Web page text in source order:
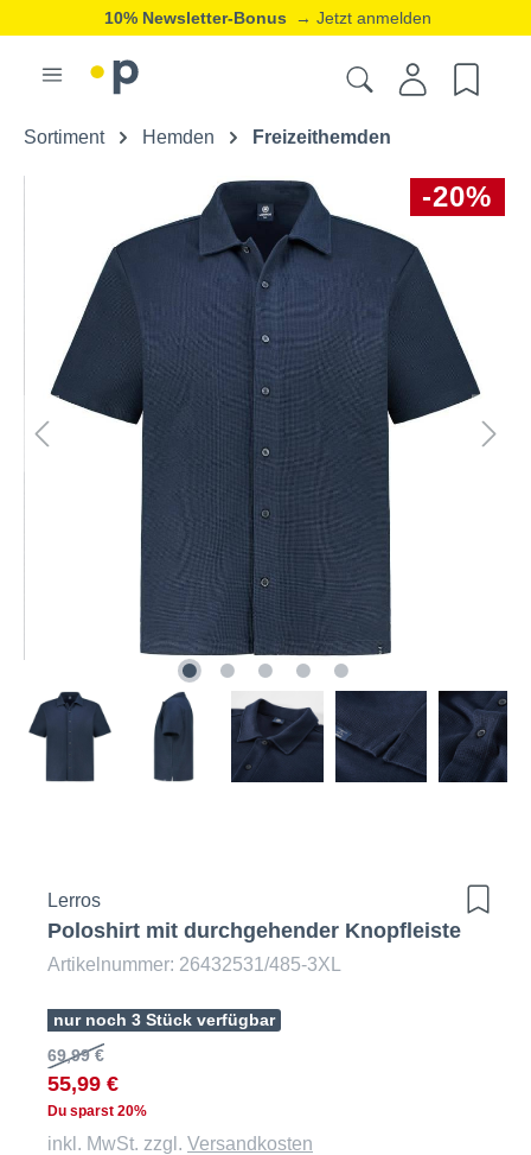
10% Newsletter-Bonus → Jetzt anmelden
Sortiment Hemden Freizeithemden
-20%
Lerros
Poloshirt mit durchgehender Knopfleiste
Artikelnummer: 26432531/485-3XL
nur noch 3 Stück verfügbar
69,99 €
55,99 €
Du sparst 20%
inkl. MwSt. zzgl. Versandkosten